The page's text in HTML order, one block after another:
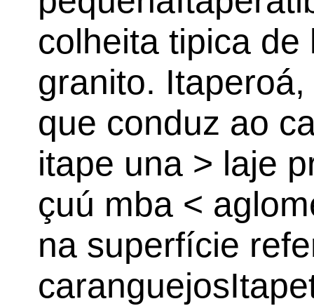
colheita tipica
granito.
que conduz ao
itape una > laje
çuú mba <
na superfície